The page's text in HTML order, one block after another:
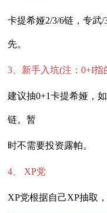
卡提希娅2/3/6链，专武
先。
3、新手入坑(注：0+I
建议抽0+1卡提希娅，
链。暂
时不需要投资露帕。
4、 XP党
XP党根据自己XP抽取